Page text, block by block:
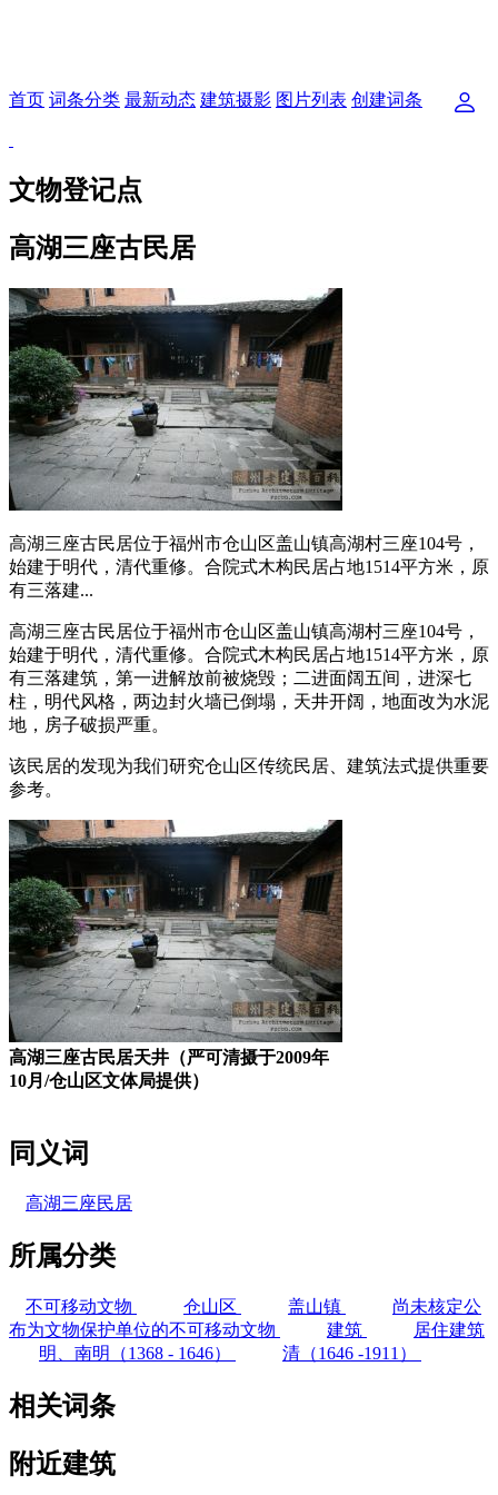
首页 词条分类 最新动态 建筑摄影 图片列表 创建词条
文物登记点
高湖三座古民居
高湖三座古民居位于福州市仓山区盖山镇高湖村三座104号，
始建于明代，清代重修。合院式木构民居占地1514平方米，原
有三落建...
高湖三座古民居位于福州市仓山区盖山镇高湖村三座104号，
始建于明代，清代重修。合院式木构民居占地1514平方米，原
有三落建筑，第一进解放前被烧毁；二进面阔五间，进深七
柱，明代风格，两边封火墙已倒塌，天井开阔，地面改为水泥
地，房子破损严重。
该民居的发现为我们研究仓山区传统民居、建筑法式提供重要
参考。
高湖三座古民居天井（严可清摄于2009年
10月/仓山区文体局提供）
同义词
高湖三座民居
所属分类
不可移动文物 仓山区 盖山镇
尚未核定公
布为文物保护单位的不可移动文物
建筑
居住建筑
明、南明（1368 - 1646）
清（1646 -1911）
相关词条
附近建筑